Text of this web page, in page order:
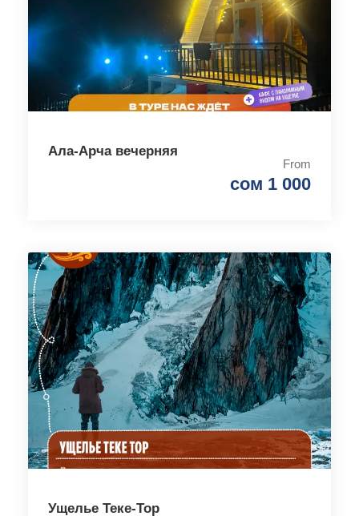
Ала-Арча вечерняя
From
сом 1 000
Ущелье Теке-Тор